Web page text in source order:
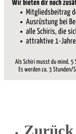
Zurück